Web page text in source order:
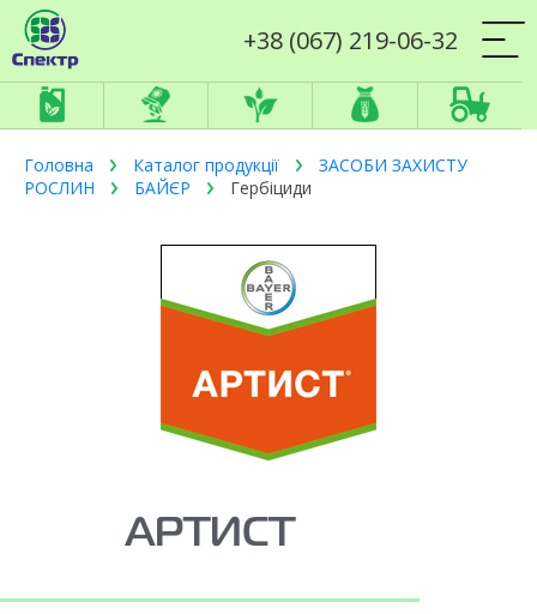
+38 (067) 219-06-32
Головна Каталог продукції
ЗАСОБИ ЗАХИСТУ
РОСЛИН
БАЙЄР Гербіциди
АРТИСТ